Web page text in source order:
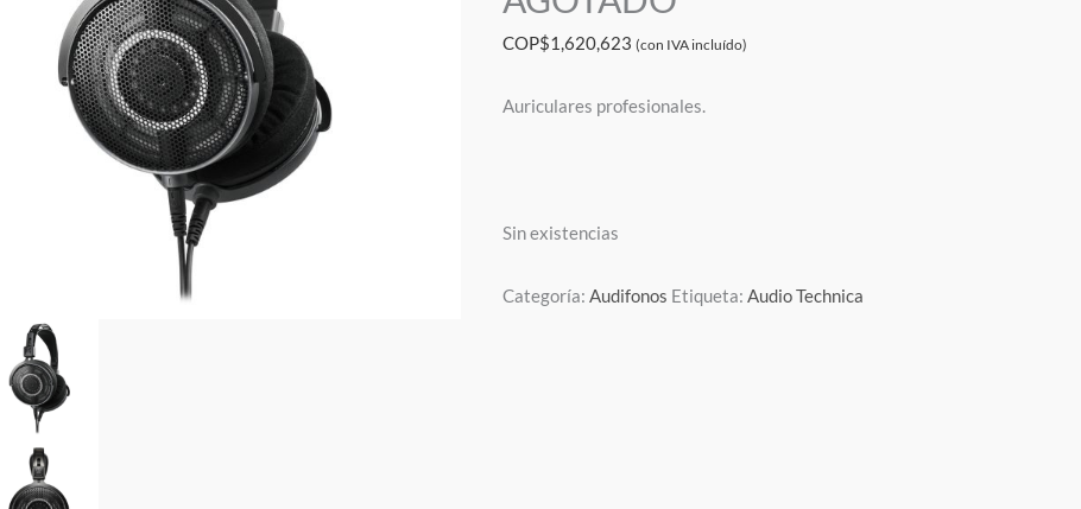
COP$1,620,623 (con IVA incluído)
Auriculares profesionales.
Sin existencias
Categoría:Audifonos Etiqueta:Audio Technica